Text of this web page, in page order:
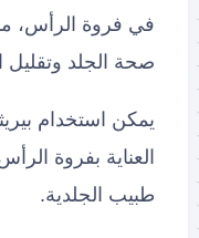
في فروة الرأس،
صحة الجلد وتقليل
يمكن استخدام
العناية بفروة
طبيب الجلدية.